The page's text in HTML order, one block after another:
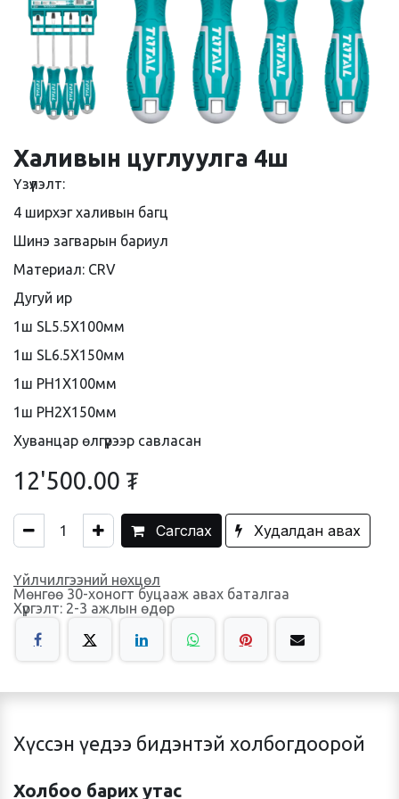
Халивын цуглуулга 4ш
Үзүүлэлт:
4 ширхэг халивын багц
Шинэ загварын бариул
Материал: CRV
Дугуй ир
1ш SL5.5X100мм
1ш SL6.5X150мм
1ш PH1X100мм
1ш PH2X150мм
Хуванцар өлгүүрээр савласан
12'500.00 ₮
Сагслах Худалдан авах
Үйлчилгээний нөхцөл
Мөнгөө 30-хоногт буцааж авах баталгаа
Хүргэлт: 2-3 ажлын өдөр
Хүссэн үедээ бидэнтэй холбогдоорой
Холбоо барих утас